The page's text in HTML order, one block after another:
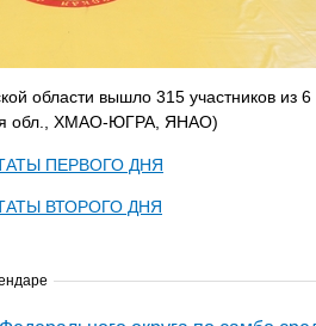
области вышло 315 участников из
обл., ХМАО-ЮГРА, ЯНАО)
ПЕРВОГО ДНЯ
ВТОРОГО ДНЯ